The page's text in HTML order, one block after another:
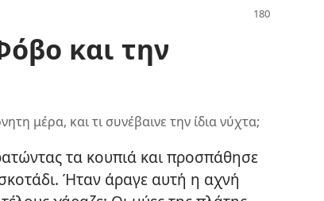
και την
μέρα, και τι συνέβαινε την ίδια νύχτα;
τα κουπιά και προσπάθησε
Ήταν άραγε αυτή η αχνή